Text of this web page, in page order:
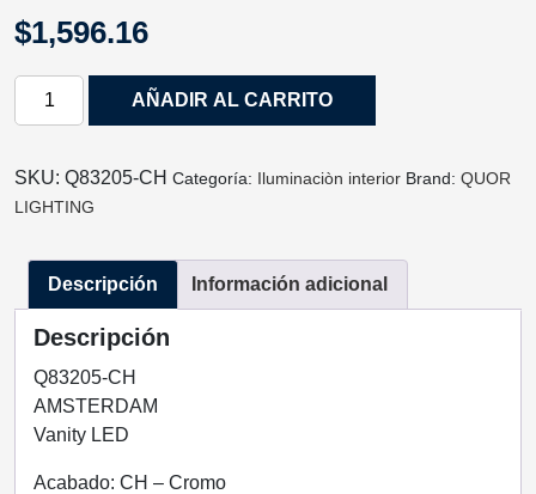
$1,596.16
LUMINARIA
AMSTERDAM
ACABADO
CROMO
LUZ
8WQ83205-
CH
QUOR
LIGHTING
AÑADIR AL CARRITO
SKU: Q83205-CH Categoría: Iluminaciòn interior Brand: QUOR
LIGHTING
Descripción Información adicional
Descripción
Q83205-CH
AMSTERDAM
Vanity LED
Acabado: CH – Cromo